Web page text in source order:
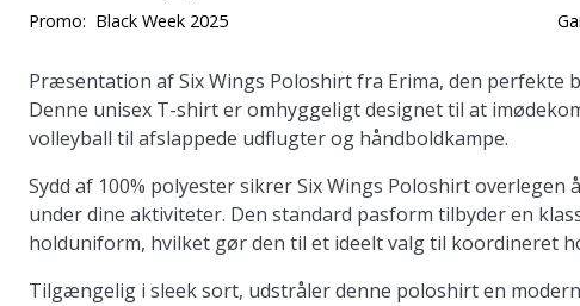
Promo: Black Week 2025
Præsentation af Six Wings Poloshirt fra Erima, den
Denne unisex T-shirt er omhyggeligt designet til at
volleyball til afslappede udflugter og håndboldkampe.
Sydd af 100% polyester sikrer Six Wings Poloshirt
under dine aktiviteter. Den standard pasform tilbyder en
holduniform, hvilket gør den til et ideelt valg til koordineret
Tilgængelig i sleek sort, udstråler denne poloshirt en